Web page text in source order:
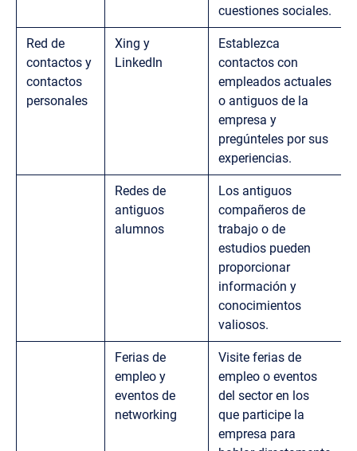
cuestiones sociales.
Red de
contactos y
contactos
personales
Xing y
LinkedIn
Establezca
contactos con
empleados actuales
o antiguos de la
empresa y
pregúnteles por sus
experiencias.
Redes de
antiguos
alumnos
Los antiguos
compañeros de
trabajo o de
estudios pueden
proporcionar
información y
conocimientos
valiosos.
Ferias de
empleo y
eventos de
networking
Visite ferias de
empleo o eventos
del sector en los
que participe la
empresa para